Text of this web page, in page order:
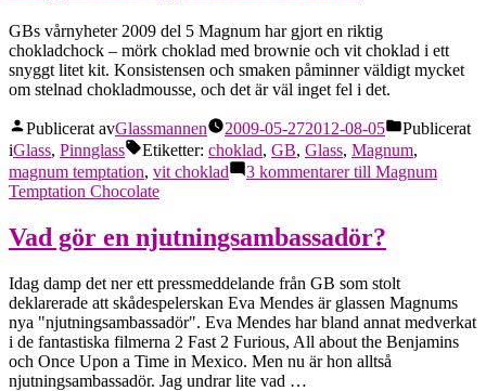
GBs vårnyheter 2009 del 5 Magnum har gjort en riktig
chokladchock – mörk choklad med brownie och vit choklad i ett
snyggt litet kit. Konsistensen och smaken påminner väldigt mycket
om stelnad chokladmousse, och det är väl inget fel i det.
Publicerat avGlassmannen 2009-05-272012-08-05
Publicerat
iGlass, Pinnglass Etiketter: choklad, GB, Glass, Magnum,
magnum temptation, vit choklad 3 kommentarertill Magnum
Temptation Chocolate
Vad gör en njutningsambassadör?
Idag damp det ner ett pressmeddelande från GB som stolt
deklarerade att skådespelerskan Eva Mendes är glassen Magnums
nya "njutningsambassadör". Eva Mendes har bland annat medverkat
i de fantastiska filmerna 2 Fast 2 Furious, All about the Benjamins
och Once Upon a Time in Mexico. Men nu är hon alltså
njutningsambassadör. Jag undrar lite vad …